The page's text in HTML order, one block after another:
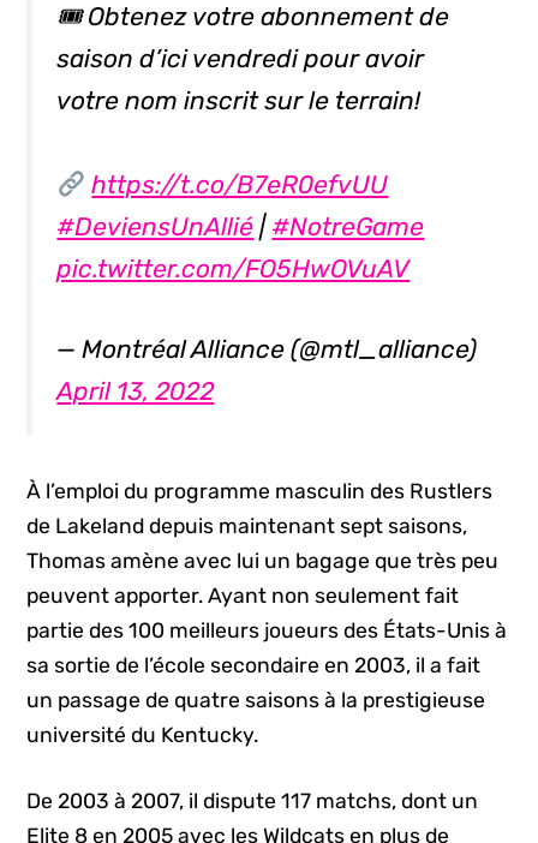
🎟 Obtenez votre abonnement de
saison d’ici vendredi pour avoir
votre nom inscrit sur le terrain!
https://t.co/B7eR0efvUU
#DeviensUnAllié | #NotreGame
pic.twitter.com/FO5HwOVuAV
— Montréal Alliance (@mtl_alliance)
April 13, 2022
À l’emploi du programme masculin des Rustlers
de Lakeland depuis maintenant sept saisons,
Thomas amène avec lui un bagage que très peu
peuvent apporter. Ayant non seulement fait
partie des 100 meilleurs joueurs des États-Unis à
sa sortie de l’école secondaire en 2003, il a fait
un passage de quatre saisons à la prestigieuse
université du Kentucky.
De 2003 à 2007, il dispute 117 matchs, dont un
Elite 8 en 2005 avec les Wildcats en plus de